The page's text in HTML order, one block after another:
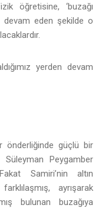
öğretisine, ‘buzağı
devam eden şekilde o
yerden devam
önderliğinde güçlü bir
Peygamber
Samiri’nin altın
ayrışarak
bulunan buzağıya